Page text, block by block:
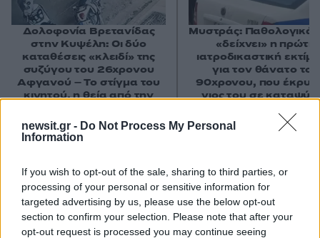
newsit.gr - Do Not Process My Personal
Information
If you wish to opt-out of the sale, sharing to third parties, or
processing of your personal or sensitive information for
targeted advertising by us, please use the below opt-out
section to confirm your selection. Please note that after your
opt-out request is processed you may continue seeing
Σχόλια
Δολοφονία Βρετανίδας
στην Κυψέλη: Οι δύο
καταθέσεις «κλειδί» της
συζύγου του 26χρονου
Αφγανού – Το στίγμα του
κινητού, η θεία από την
μηνύματα
Μυστράς: Παθολογικά
«δείχνει» η πρώτη
ιατροδικαστική
για τον θάνατο του
90χρονου, που
γιος του σε